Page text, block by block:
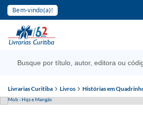
Bem-vindo(a)!
Livrarias Curitiba Livros Histórias em